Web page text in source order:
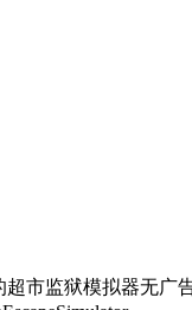
超市监狱模拟器无广